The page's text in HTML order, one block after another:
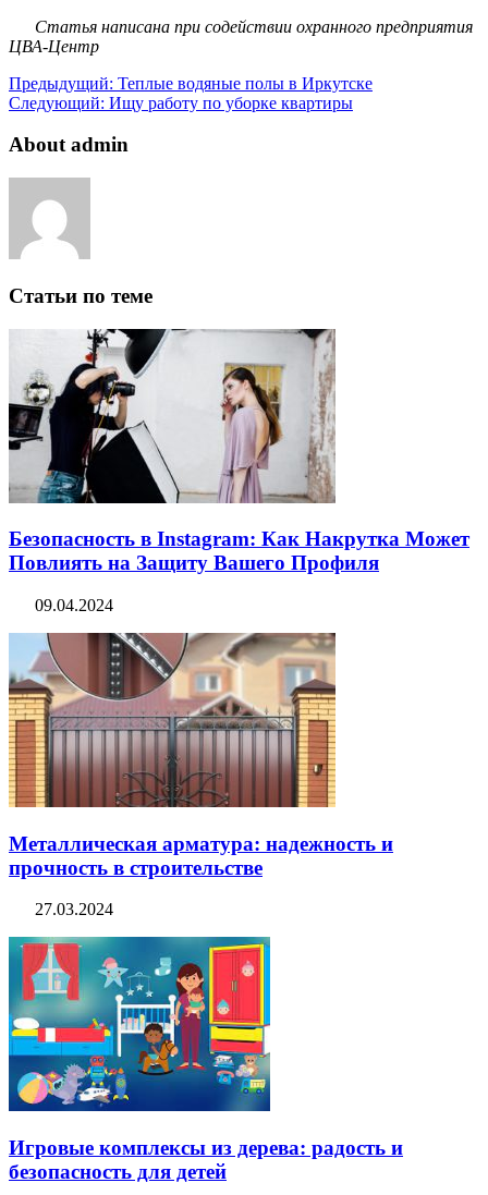
Статья написана при содействии охранного предприятия
ЦВА-Центр
Предыдущий: Теплые водяные полы в Иркутске
Следующий: Ищу работу по уборке квартиры
About admin
Статьи по теме
Безопасность в Instagram: Как Накрутка Может
Повлиять на Защиту Вашего Профиля
09.04.2024
Металлическая арматура: надежность и
прочность в строительстве
27.03.2024
Игровые комплексы из дерева: радость и
безопасность для детей